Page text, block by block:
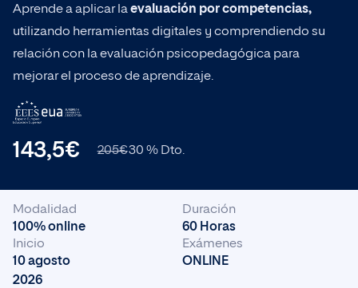
Bachelor en Ciencia de Datos Bachelor
Popular ahora
Ingeniería
Empresa
Ciencias de la Salud
Aprende a aplicar laevaluación por competencias,
utilizando herramientas digitales y comprendiendo su
relación con la evaluación psicopedagógica para
mejorar el proceso de aprendizaje.
143,5€ 205€30 % Dto.
Modalidad
100% online
Duración
60 Horas
Inicio
10 agosto
2026
Exámenes
ONLINE